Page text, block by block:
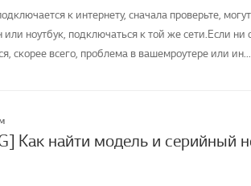
к интернету, сначала проверьте,
ноутбук, подключаться к той же сети.Если ни
скорее всего, проблема в вашемроутере или ин...
Как найти модель и серийный